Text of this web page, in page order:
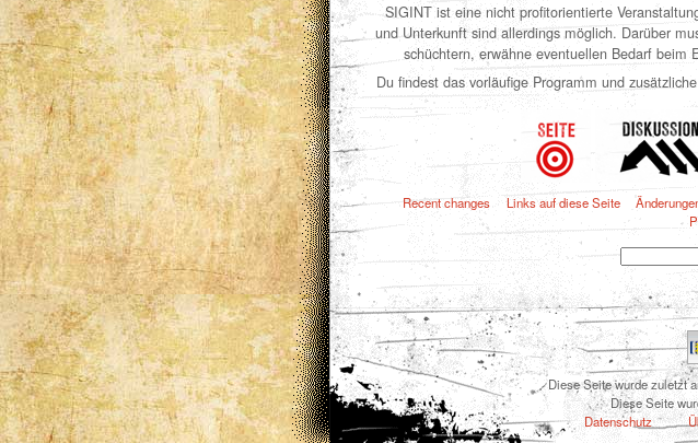
SIGINT ist eine nicht profitorientierte
und Unterkunft sind allerdings möglich. Darüber
schüchtern, erwähne eventuellen Bedarf beim
Du findest das vorläufige Programm und
Recent changes Links auf diese Seite
Diese Seite wurde zuletzt
Diese Seite
Datenschutz